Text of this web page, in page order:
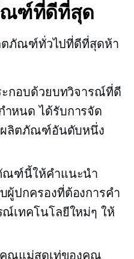
ณฑ์ที่ดีที่สุด
ตภัณฑ์ทั่วไปที่ดีที่สุดห้า
ะกอบด้วยบทวิจารณ์ที่ดี
หนด ได้รับการจัด
ผลิตภัณฑ์อันดับหนึ่ง
ณฑ์นี้ให้คำแนะนำ
ผู้ปกครองที่ต้องการคำ
เทคโนโลยีใหม่ๆ ให้
ณแม่สุดเท่ของคุณ